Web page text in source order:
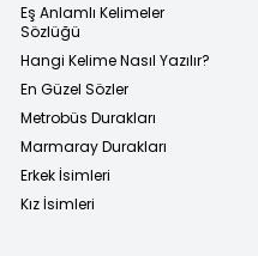
Eş Anlamlı Kelimeler
Sözlüğü
Hangi Kelime Nasıl Yazılır?
En Güzel Sözler
Metrobüs Durakları
Marmaray Durakları
Erkek İsimleri
Kız İsimleri